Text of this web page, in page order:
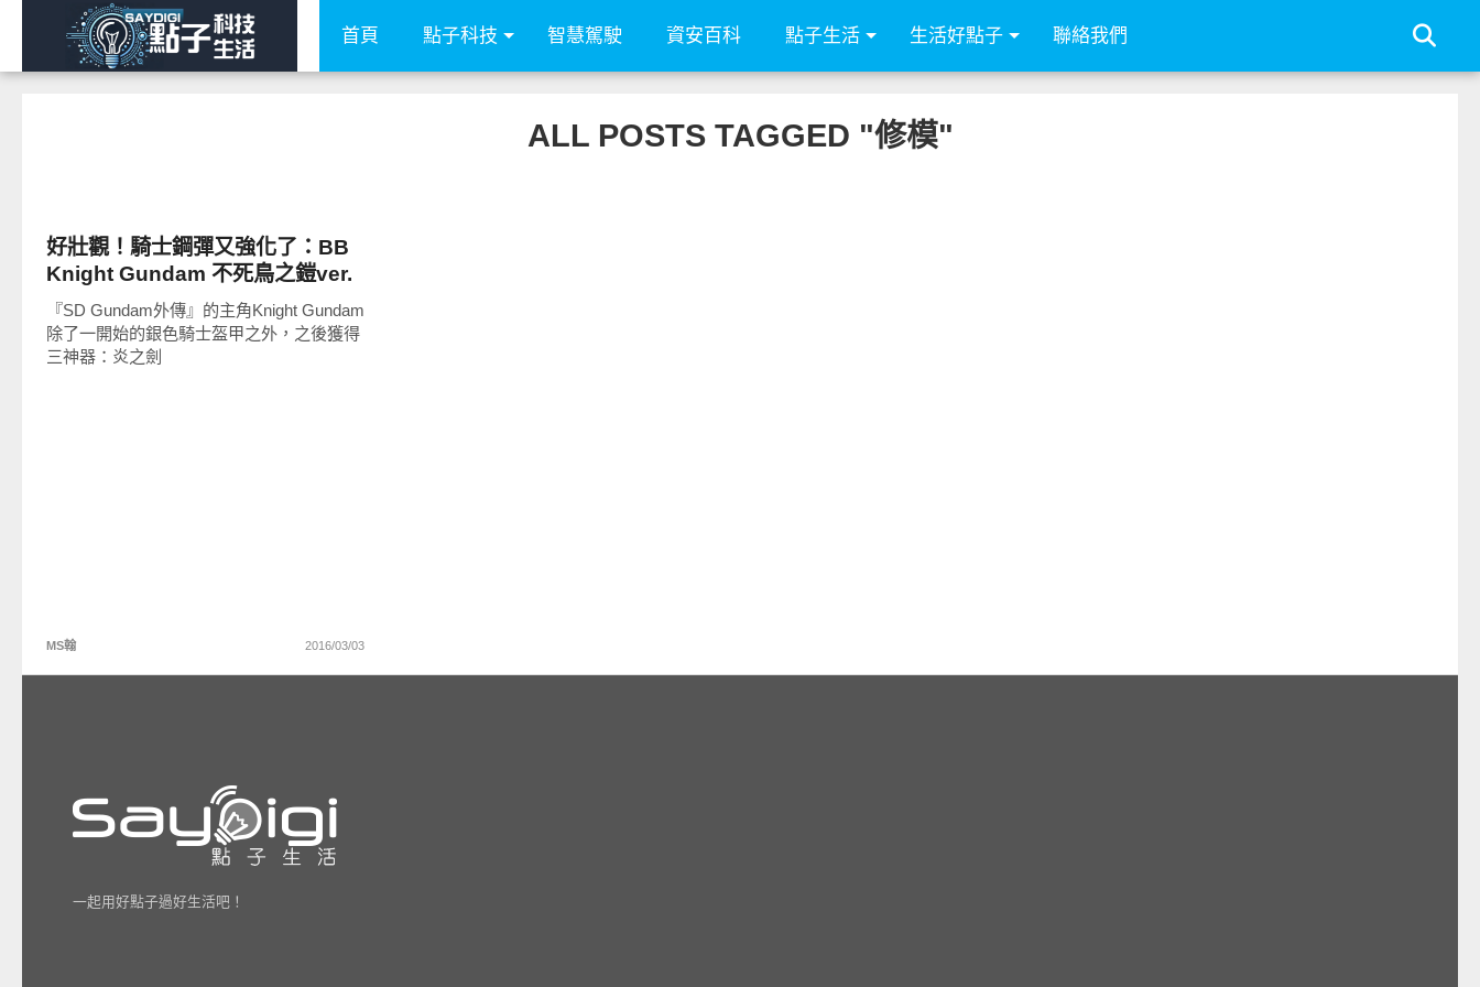
首頁 點子科技 智慧駕駛 資安百科 點子生活 生活好點子 聯絡我們
ALL POSTS TAGGED "修模"
好壯觀！騎士鋼彈又強化了：BB
Knight Gundam 不死鳥之鎧ver.
(狼限定)
『SD Gundam外傳』的主角Knight Gundam
除了一開始的銀色騎士盔甲之外，之後獲得
三神器：炎之劍
MS翰 2016/03/03
一起用好點子過好生活吧！